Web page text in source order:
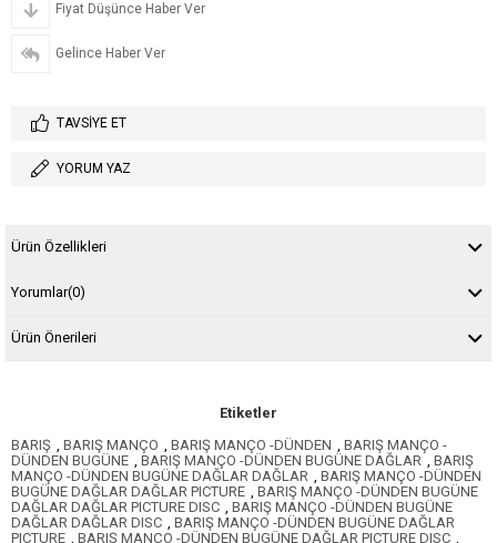
Fiyat Düşünce Haber Ver
Gelince Haber Ver
TAVSIYE ET
YORUM YAZ
Ürün Özellikleri
Yorumlar(0)
Ürün Önerileri
Etiketler
BARIŞ , BARIŞ MANÇO , BARIŞ MANÇO -DÜNDEN , BARIŞ MANÇO -
DÜNDEN BUGÜNE , BARIŞ MANÇO -DÜNDEN BUGÜNE DAĞLAR , BARIŞ
MANÇO -DÜNDEN BUGÜNE DAĞLAR DAĞLAR , BARIŞ MANÇO -DÜNDEN
BUGÜNE DAĞLAR DAĞLAR PICTURE , BARIŞ MANÇO -DÜNDEN BUGÜNE
DAĞLAR DAĞLAR PICTURE DISC , BARIŞ MANÇO -DÜNDEN BUGÜNE
DAĞLAR DAĞLAR DISC , BARIŞ MANÇO -DÜNDEN BUGÜNE DAĞLAR
PICTURE , BARIŞ MANÇO -DÜNDEN BUGÜNE DAĞLAR PICTURE DISC ,